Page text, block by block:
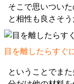
そこで思いつい
と相性も良さそう
目を離したらすぐ
ということでま